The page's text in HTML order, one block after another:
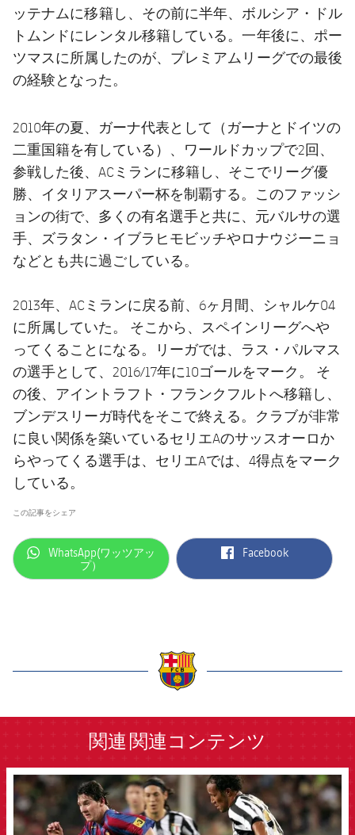
ッテナムに移籍し、その前に半年、ボルシア・ドル
トムンドにレンタル移籍している。一年後に、ポー
ツマスに所属したのが、プレミアムリーグでの最後
の経験となった。
2010年の夏、ガーナ代表として（ガーナとドイツの
二重国籍を有している）、ワールドカップで2回、
参戦した後、ACミランに移籍し、そこでリーグ優
勝、イタリアスーパー杯を制覇する。このファッシ
ョンの街で、多くの有名選手と共に、元バルサの選
手、ズラタン・イブラヒモビッチやロナウジーニョ
などとも共に過ごしている。
2013年、ACミランに戻る前、6ヶ月間、シャルケ04
に所属していた。 そこから、スペインリーグへや
ってくることになる。リーガでは、ラス・パルマス
の選手として、2016/17年に10ゴールをマーク。 そ
の後、アイントラフト・フランクフルトへ移籍し、
ブンデスリーガ時代をそこで終える。クラブが非常
に良い関係を築いているセリエAのサッスオーロか
らやってくる選手は、セリエAでは、4得点をマーク
している。
この記事をシェア
label.aria.whatsapp
WhatsApp(ワッツアッ
プ）
label.aria.facebook
Facebook
関連 関連コンテンツ
FCB Barcelona badge